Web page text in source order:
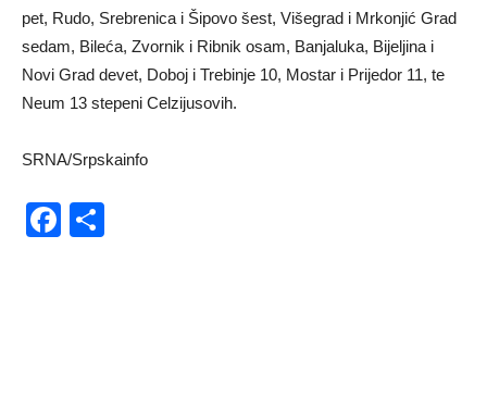
pet, Rudo, Srebrenica i Šipovo šest, Višegrad i Mrkonjić Grad
sedam, Bileća, Zvornik i Ribnik osam, Banjaluka, Bijeljina i
Novi Grad devet, Doboj i Trebinje 10, Mostar i Prijedor 11, te
Neum 13 stepeni Celzijusovih.
SRNA/Srpskainfo
Facebook